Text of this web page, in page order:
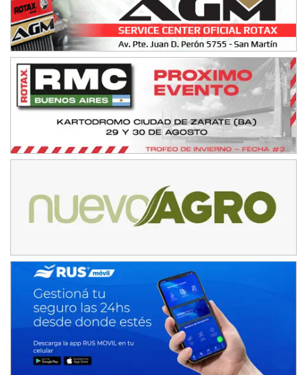
SUR ENTRERRIANO - F6
Hugo "Gato" Molini (Tierra)
Nogoyá (Entre Ríos)
RIOJANO - F6
Ciudad de La Rioja (Asfalto)
La Rioja (La Rioja)
PROKART NEUQUINO - F6
Autódromo de Neuquén (Asfalto)
25 de Mayo (Buenos Aires)